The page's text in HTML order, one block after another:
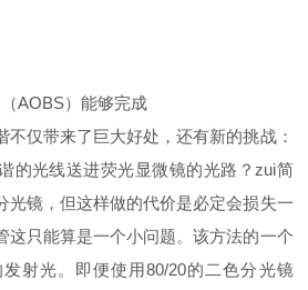
AOBS）能够完成
不仅带来了巨大好处，还有新的挑战：
的光线送进荧光显微镜的光路？zui简
光镜，但这样做的代价是必定会损失一
这只能算是一个小问题。该方法的一个
射光。即便使用80/20的二色分光镜